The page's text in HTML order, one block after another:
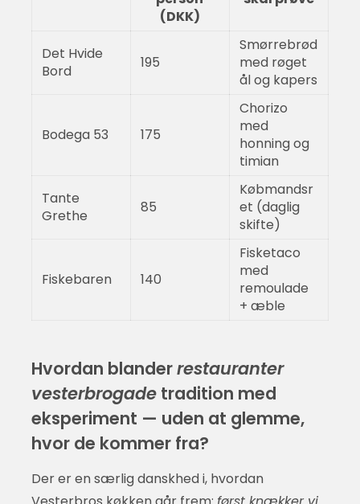
(DKK)
Det Hvide
Bord
195
Smørrebrød
med røget
ål og kapers
Bodega 53 175
Chorizo
med
honning og
timian
Tante
Grethe
85
Købmandsr
et (daglig
skifte)
Fiskebaren 140
Fisketaco
med
remoulade
+ æble
Hvordan blanderrestauranter
vesterbrogadetradition med
eksperiment — uden at glemme,
hvor de kommer fra?
Der er en særlig danskhed i, hvordan